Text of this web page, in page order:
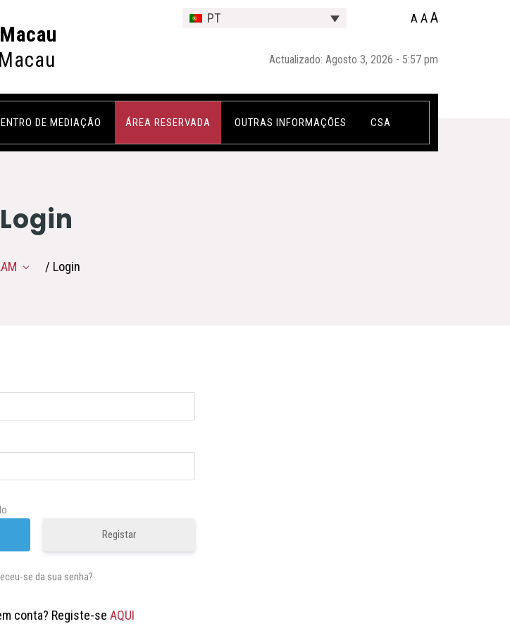
PT A AA
Actualizado: Agosto 3, 2026 - 5:57 pm
DE MEDIAÇÃO ÁREA RESERVADA OUTRAS INFORMAÇÕES CSA
Login
/ Login
Registar
se da sua senha?
conta? Registe-se AQUI